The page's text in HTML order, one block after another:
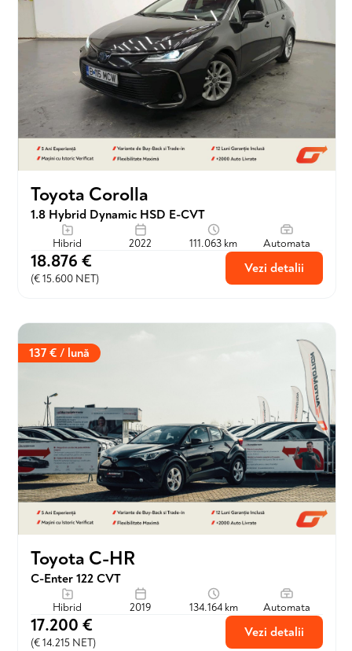
Toyota Corolla
1.8 Hybrid Dynamic HSD E-CVT
Hibrid 2022 111.063 km Automata
18.876 €
(€ 15.600 NET)
Vezi detalii
137 € / lună
Toyota C-HR
C-Enter 122 CVT
Hibrid 2019 134.164 km Automata
17.200 €
(€ 14.215 NET)
Vezi detalii